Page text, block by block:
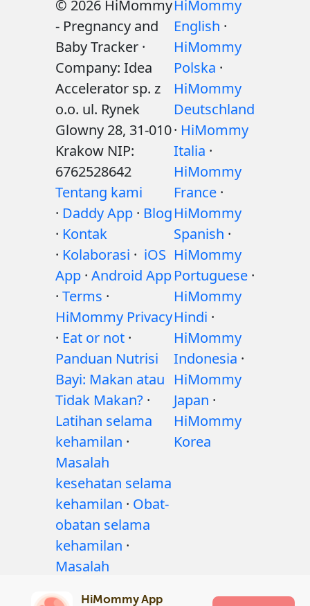
© 2026 HiMommy
- Pregnancy and
Baby Tracker ·
Company: Idea
Accelerator sp. z
o.o. ul. Rynek
Glowny 28, 31-010
Krakow NIP:
6762528642
Tentang kami
· Daddy App · Blog
· Kontak
· Kolaborasi · iOS
App · Android App
· Terms ·
HiMommy Privacy
· Eat or not ·
Panduan Nutrisi
Bayi: Makan atau
Tidak Makan? ·
Latihan selama
kehamilan ·
Masalah
kesehatan selama
kehamilan · Obat-
obatan selama
kehamilan ·
Masalah
HiMommy
English ·
HiMommy
Polska ·
HiMommy
Deutschland
· HiMommy
Italia ·
HiMommy
France ·
HiMommy
Spanish ·
HiMommy
Portuguese ·
HiMommy
Hindi ·
HiMommy
Indonesia ·
HiMommy
Japan ·
HiMommy
Korea
HiMommy App